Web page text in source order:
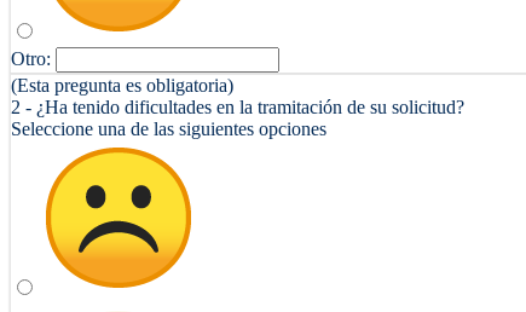
Otro:
(Esta pregunta es obligatoria)
2 - ¿Ha tenido dificultades en la tramitación de su solicitud?
Seleccione una de las siguientes opciones